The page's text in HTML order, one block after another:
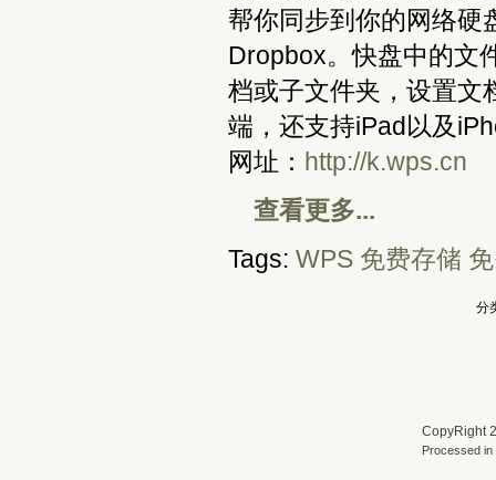
帮你同步到你的网络硬
Dropbox。快盘中的文
档或子文件夹，设置文
端，还支持iPad以及
网址： http://k.wps.cn
查看更多...
Tags: WPS 免费存储
分
CopyRight
Processed in